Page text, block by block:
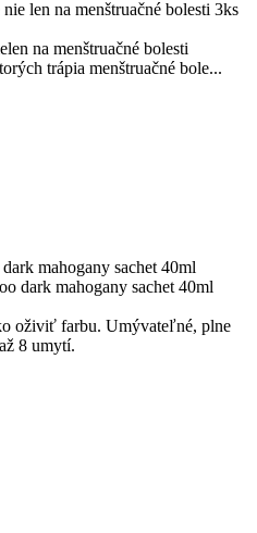
na menštruačné bolesti
trápia menštruačné bole...
mahogany sachet 40ml
oživiť farbu. Umývateľné, plne
8 umytí.